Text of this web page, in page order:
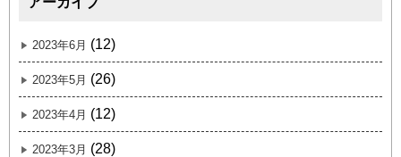
2023年6月 (12)
2023年5月 (26)
2023年4月 (12)
2023年3月 (28)